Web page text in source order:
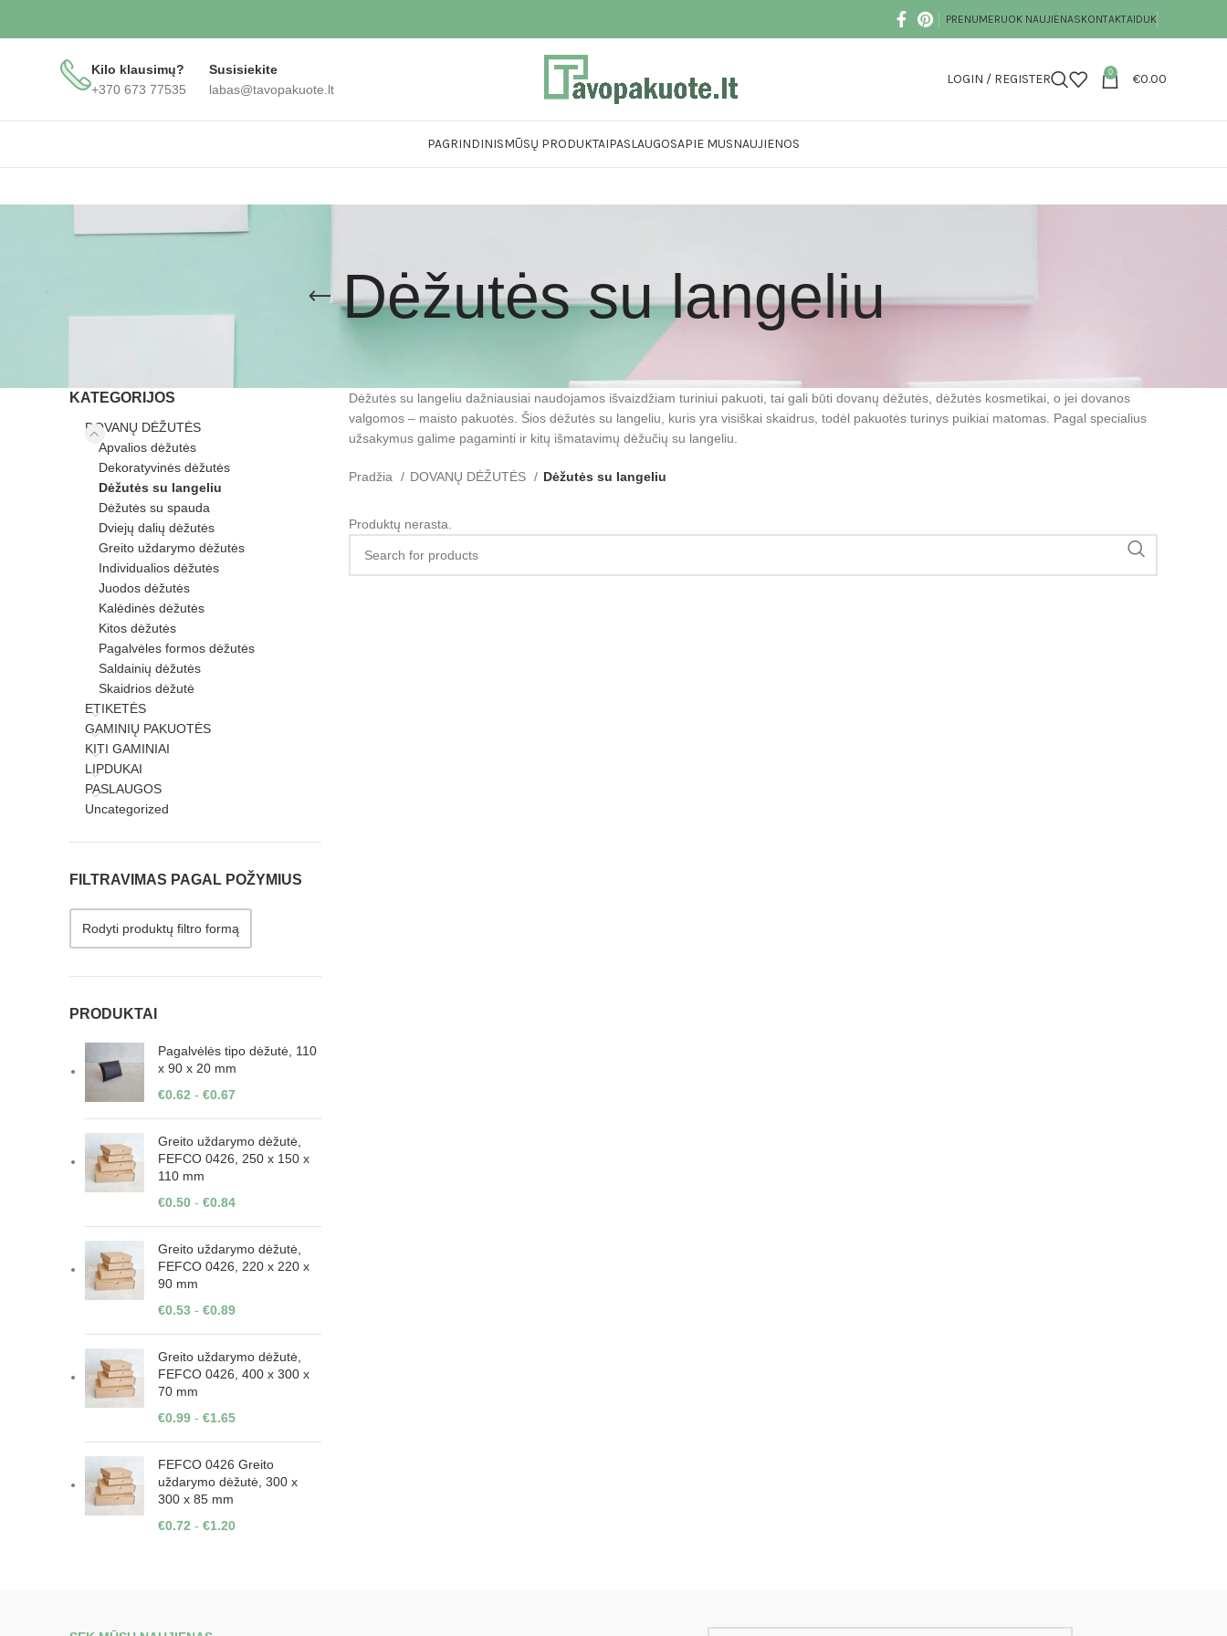
PRENUMERUOK NAUJIENASKONTAKTAIDUK
Kilo klausimų?
+370 673 77535
Susisiekite
labas@tavopakuote.lt
LOGIN / REGISTER 0 €0.00
PAGRINDINISMŪSŲ PRODUKTAIPASLAUGOSAPIE MUSNAUJIENOS
Dėžutės su langeliu
KATEGORIJOS
DOVANŲ DĖŽUTĖS
Apvalios dėžutės
Dekoratyvinės dėžutės
Dėžutės su langeliu
Dėžutės su spauda
Dviejų dalių dėžutės
Greito uždarymo dėžutės
Individualios dėžutės
Juodos dėžutės
Kalėdinės dėžutės
Kitos dėžutės
Pagalvėles formos dėžutės
Saldainių dėžutės
Skaidrios dėžutė
ETIKETĖS
GAMINIŲ PAKUOTĖS
KITI GAMINIAI
LIPDUKAI
PASLAUGOS
Uncategorized
FILTRAVIMAS PAGAL POŽYMIUS
Rodyti produktų filtro formą
PRODUKTAI
Pagalvėlės tipo dėžutė, 110
x 90 x 20 mm
€0.62 - €0.67
Greito uždarymo dėžutė,
FEFCO 0426, 250 x 150 x
110 mm
€0.50 - €0.84
Greito uždarymo dėžutė,
FEFCO 0426, 220 x 220 x
90 mm
€0.53 - €0.89
Greito uždarymo dėžutė,
FEFCO 0426, 400 x 300 x
70 mm
€0.99 - €1.65
FEFCO 0426 Greito
uždarymo dėžutė, 300 x
300 x 85 mm
€0.72 - €1.20
Dėžutės su langeliu dažniausiai naudojamos išvaizdžiam turiniui pakuoti, tai gali būti dovanų dėžutės, dėžutės kosmetikai, o jei dovanos
valgomos – maisto pakuotės. Šios dėžutės su langeliu, kuris yra visiškai skaidrus, todėl pakuotės turinys puikiai matomas. Pagal specialius
užsakymus galime pagaminti ir kitų išmatavimų dėžučių su langeliu.
Pradžia DOVANŲ DĖŽUTĖS Dėžutės su langeliu
Produktų nerasta.